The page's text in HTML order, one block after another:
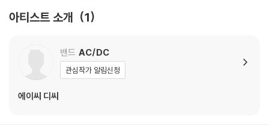
3) 디스크에 미세한 잔 흠집이 남아있거나 인쇄 면이 깨끗하지 않은 경우
불량으로 인한 반품/교환이 가능합니다
※ 컬러 디스크
아래에 해당하는 경우는 불량이 아니므로 개봉 후 반품/교환이 불가합니
아티스트 소개 1
밴드 AC/DC
관심작가 알림신청
에이씨 디씨